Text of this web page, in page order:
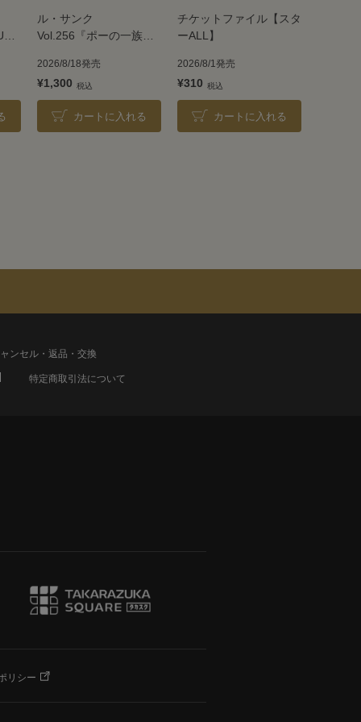
ル・サンク
Vol.256『ポーの一族』
2026/8/18発売
¥1,300
カートに入れる
チケットファイル【スタ
ーALL】
2026/8/1発売
¥310
カートに入れる
ンセル・返品・交換
特定商取引法について
リシー